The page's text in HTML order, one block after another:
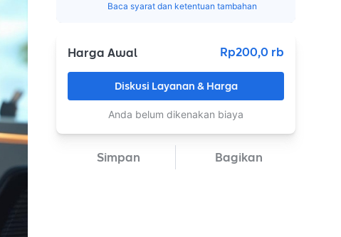
Baca syarat dan ketentuan tambahan
Harga Awal Rp200,0 rb
Diskusi Layanan & Harga
Anda belum dikenakan biaya
Simpan Bagikan